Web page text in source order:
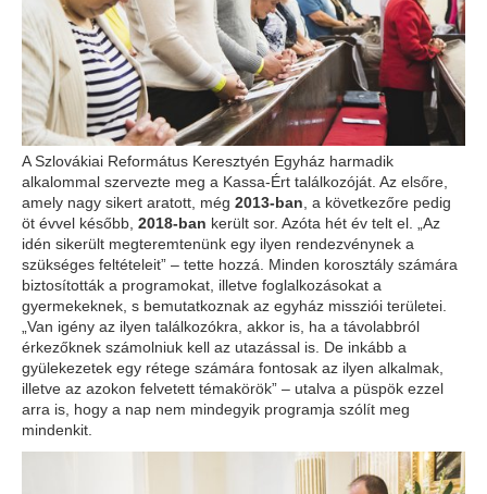
A Szlovákiai Református Keresztyén Egyház harmadik
alkalommal szervezte meg a Kassa-Ért találkozóját. Az elsőre,
amely nagy sikert aratott, még 2013-ban, a következőre pedig
öt évvel később, 2018-ban került sor. Azóta hét év telt el. „Az
idén sikerült megteremtenünk egy ilyen rendezvénynek a
szükséges feltételeit” – tette hozzá. Minden korosztály számára
biztosították a programokat, illetve foglalkozásokat a
gyermekeknek, s bemutatkoznak az egyház missziói területei.
„Van igény az ilyen találkozókra, akkor is, ha a távolabbról
érkezőknek számolniuk kell az utazással is. De inkább a
gyülekezetek egy rétege számára fontosak az ilyen alkalmak,
illetve az azokon felvetett témakörök” – utalva a püspök ezzel
arra is, hogy a nap nem mindegyik programja szólít meg
mindenkit.